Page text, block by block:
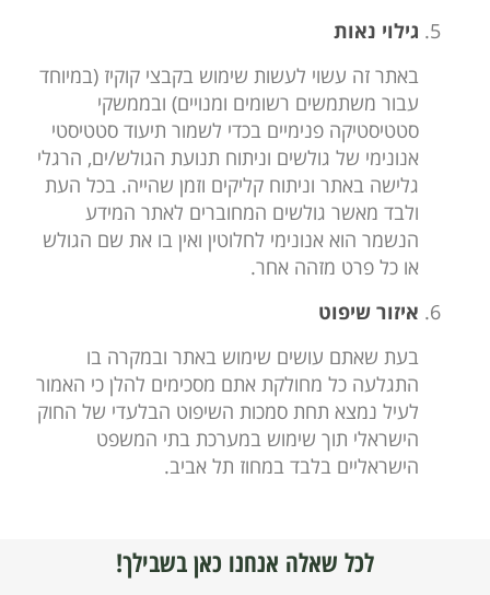
גילוי נאות
באתר זה עשוי לעשות שימוש בקבצי קוקיז (במיוחד
עבור משתמשים רשומים ומנויים) ובממשקי
סטטיסטיקה פנימיים בכדי לשמור תיעוד סטטיסטי
אנונימי של גולשים וניתוח תנועת הגולש/ים, הרגלי
גלישה באתר וניתוח קליקים וזמן שהייה. בכל העת
ולבד מאשר גולשים המחוברים לאתר המידע
הנשמר הוא אנונימי לחלוטין ואין בו את שם הגולש
או כל פרט מזהה אחר.
איזור שיפוט
בעת שאתם עושים שימוש באתר ובמקרה בו
התגלעה כל מחולקת אתם מסכימים להלן כי האמור
לעיל נמצא תחת סמכות השיפוט הבלעדי של החוק
הישראלי תוך שימוש במערכת בתי המשפט
הישראליים בלבד במחוז תל אביב.
לכל שאלה אנחנו כאן בשבילך!